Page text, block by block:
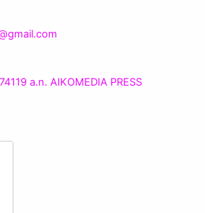
a.n. AIKOMEDIA PRESS